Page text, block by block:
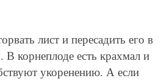
лист и пересадить его в
В корнеплоде есть крахмал и
укоренению. А если